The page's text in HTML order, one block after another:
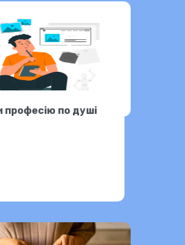
професію по душі